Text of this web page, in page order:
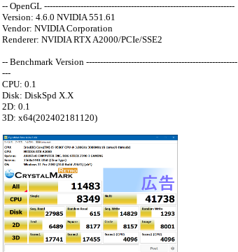
-- OpenGL --------------------------------------------------------------------
Version: 4.6.0 NVIDIA 551.61
Vendor: NVIDIA Corporation
Renderer: NVIDIA RTX A2000/PCIe/SSE2
-- Benchmark Version ------------------------------------------------------
---
CPU: 0.1
Disk: DiskSpd X.X
2D: 0.1
3D: x64(202402181120)